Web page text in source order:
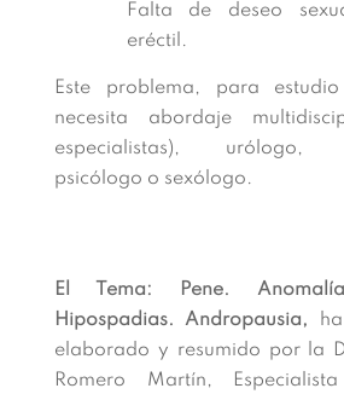
Falta de deseo
eréctil.
Este problema, para
necesita abordaje
especialistas), urólogo,
psicólogo o sexólogo.
El Tema: Pene.
Hipospadias. Andropausia,
elaborado y resumido por la
Romero Martín,